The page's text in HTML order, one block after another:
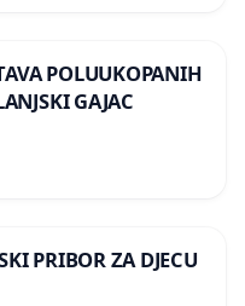
POLUUKOPANIH
GAJAC
PRIBOR ZA DJECU